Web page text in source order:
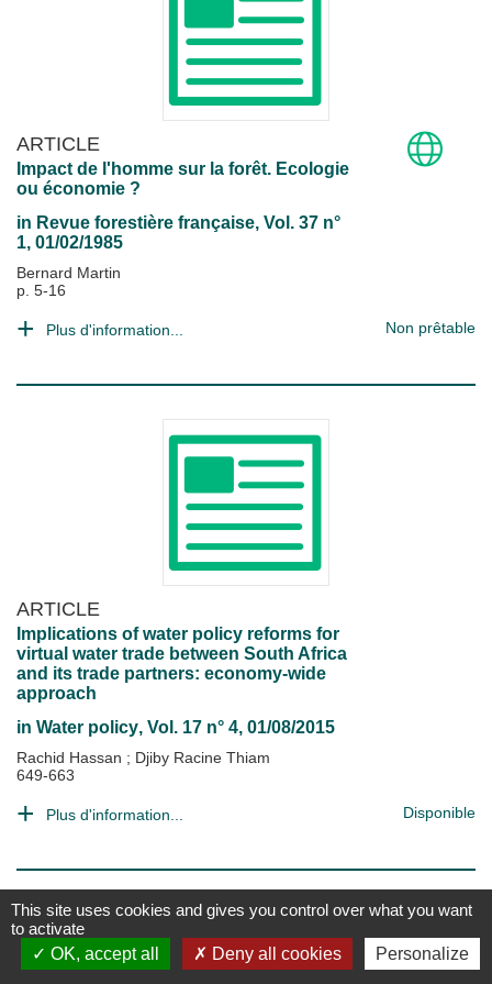
ARTICLE
Impact de l'homme sur la forêt. Ecologie
ou économie ?
in Revue forestière française, Vol. 37 n°
1, 01/02/1985
Bernard Martin
p. 5-16
Plus d'information... Non prêtable
ARTICLE
Implications of water policy reforms for
virtual water trade between South Africa
and its trade partners: economy-wide
approach
in Water policy, Vol. 17 n° 4, 01/08/2015
Rachid Hassan ; Djiby Racine Thiam
649-663
Plus d'information... Disponible
This site uses cookies and gives you control over what you want
to activate
OK, accept all
Deny all cookies Personalize